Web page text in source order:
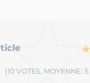
(10 VOTES, MOYENNE: